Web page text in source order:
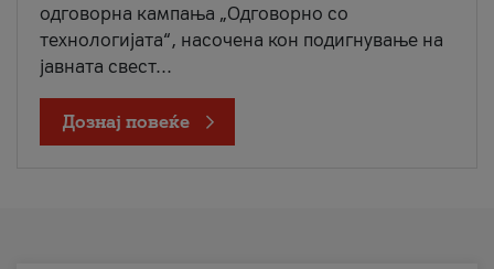
одговорна кампања „Одговорно со
технологијата“, насочена кон подигнување на
јавната свест...
Дознај повеќе